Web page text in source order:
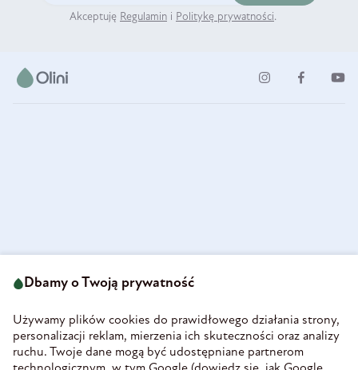
Akceptuję Regulamin i Politykę prywatności.
58-160 Świebodzice
REGON 890213034
INFORMACJE
Dbamy o Twoją prywatność
Używamy plików cookies do prawidłowego działania strony,
personalizacji reklam, mierzenia ich skuteczności oraz analizy
ruchu. Twoje dane mogą być udostępniane partnerom